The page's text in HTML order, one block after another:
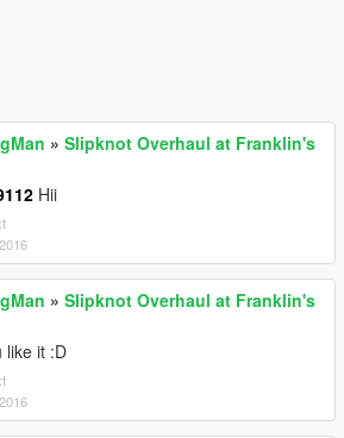
» Slipknot Overhaul at Franklin's
Hii
» Slipknot Overhaul at Franklin's
like it :D